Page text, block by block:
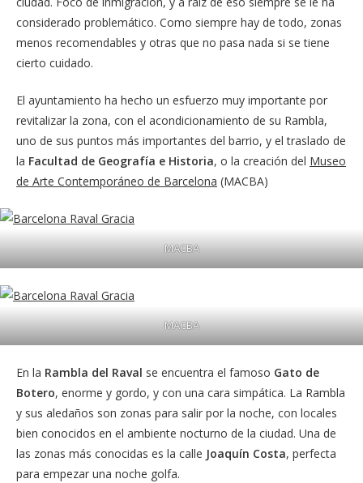
considerado problemático. Como siempre hay de todo, zonas
menos recomendables y otras que no pasa nada si se tiene
cierto cuidado.
El ayuntamiento ha hecho un esfuerzo muy importante por
revitalizar la zona, con el acondicionamiento de su Rambla,
uno de sus puntos más importantes del barrio, y el traslado de
la Facultad de Geografía e Historia, o la creación del Museo
de Arte Contemporáneo de Barcelona (MACBA)
MACBA
MACBA
En la Rambla del Raval se encuentra el famoso Gato de
Botero, enorme y gordo, y con una cara simpática. La Rambla
y sus aledaños son zonas para salir por la noche, con locales
bien conocidos en el ambiente nocturno de la ciudad. Una de
las zonas más conocidas es la calle Joaquín Costa, perfecta
para empezar una noche golfa.